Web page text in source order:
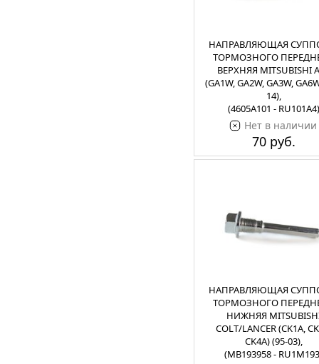
НАПРАВЛЯЮЩАЯ
ТОРМОЗНОГО
ВЕРХНЯЯ MITSUBISHI
(GA1W, GA2W, GA3W,
14),
(4605A101 - RU101A4)
Нет в наличии
70 руб.
НАПРАВЛЯЮЩАЯ
ТОРМОЗНОГО
НИЖНЯЯ
COLT/LANCER (CK1A,
CK4A) (95-03),
(MB193958 -